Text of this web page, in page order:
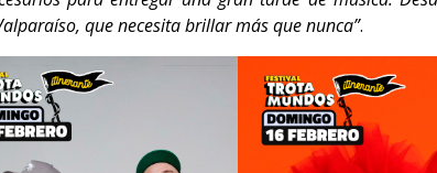
que necesita brillar más que nunca”.